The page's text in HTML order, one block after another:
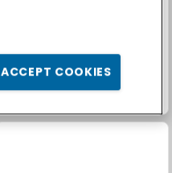
ACCEPT COOKIES